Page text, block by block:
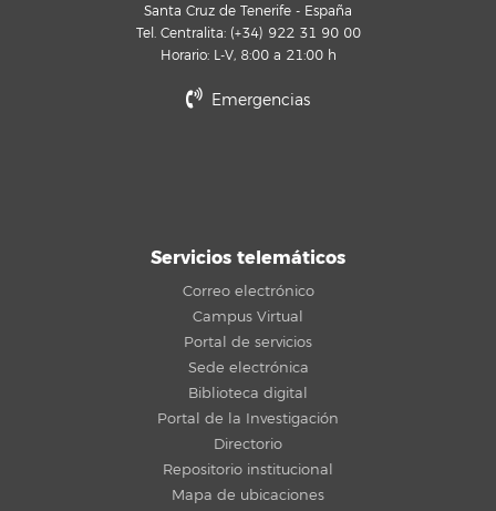
Santa Cruz de Tenerife - España
Tel. Centralita: (+34) 922 31 90 00
Horario: L-V, 8:00 a 21:00 h
Emergencias
Servicios telemáticos
Correo electrónico
Campus Virtual
Portal de servicios
Sede electrónica
Biblioteca digital
Portal de la Investigación
Directorio
Repositorio institucional
Mapa de ubicaciones